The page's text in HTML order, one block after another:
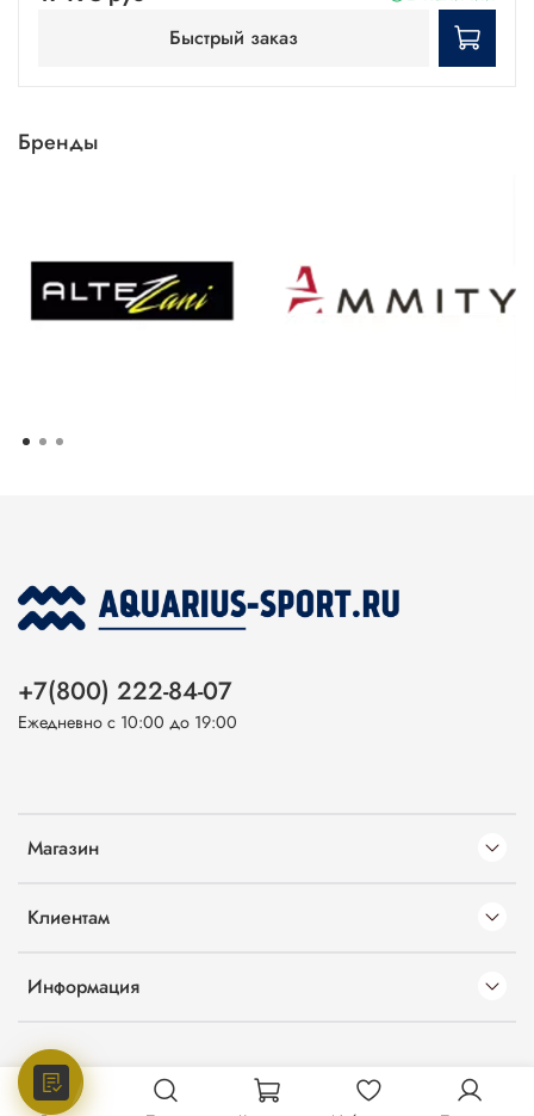
Быстрый заказ
Бренды
Магазин
Клиентам
Информация
+7(800) 222-84-07
Ежедневно с 10:00 до 19:00